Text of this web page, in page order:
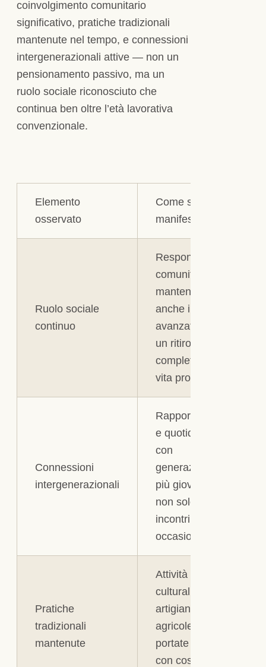
coinvolgimento comunitario
significativo, pratiche tradizionali
mantenute nel tempo, e connessioni
intergenerazionali attive — non un
pensionamento passivo, ma un
ruolo sociale riconosciuto che
continua ben oltre l’età lavorativa
convenzionale.
Elemento
osservato
Come si
manifesta
Ruolo sociale
continuo
Responsabilità
comunitarie
mantenute
anche in età
avanzata, non
un ritiro
completo dalla
vita produttiva
Connessioni
intergenerazionali
Rapporti attivi
e quotidiani
con
generazioni
più giovani,
non solo
incontri
occasionali
Pratiche
tradizionali
mantenute
Attività
culturali,
artigianali o
agricole
portate avanti
con costanza